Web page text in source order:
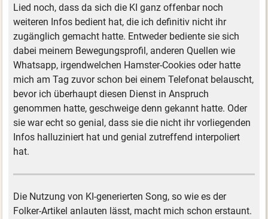
Lied noch, dass da sich die KI ganz offenbar noch
weiteren Infos bedient hat, die ich definitiv nicht ihr
zugänglich gemacht hatte. Entweder bediente sie sich
dabei meinem Bewegungsprofil, anderen Quellen wie
Whatsapp, irgendwelchen Hamster-Cookies oder hatte
mich am Tag zuvor schon bei einem Telefonat belauscht,
bevor ich überhaupt diesen Dienst in Anspruch
genommen hatte, geschweige denn gekannt hatte. Oder
sie war echt so genial, dass sie die nicht ihr vorliegenden
Infos halluziniert hat und genial zutreffend interpoliert
hat.
Die Nutzung von KI-generierten Song, so wie es der
Folker-Artikel anlauten lässt, macht mich schon erstaunt.